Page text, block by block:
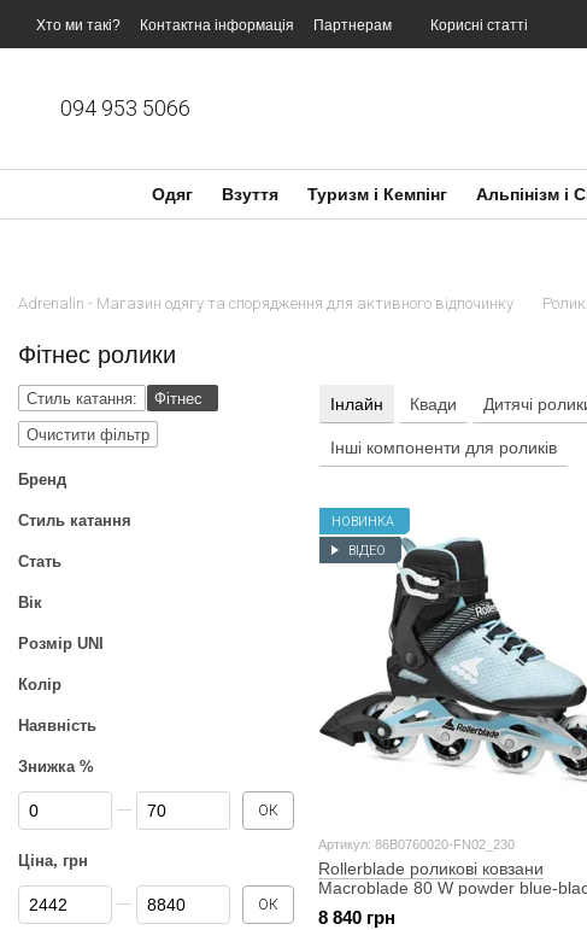
Перейти до основного контенту
Хто ми такі? Контактна інформація Партнерам Корисні статті
094 953 5066
Одяг Взуття Туризм і Кемпінг Альпінізм і
Adrenalin - Магазин одягу та спорядження для активного відпочинку
Фітнес ролики
Інлайн Квади Дитячі
Інші компоненти для роликів
НОВИНКА
ВІДЕО
Артикул: 86B0760020-FN02_230
Rollerblade роликові ковзани
Macroblade 80 W powder blue-
230
8 840 грн
Стиль катання:
Фітнес
Очистити фільтр
Бренд
Стиль катання
Стать
Вік
Розмір UNI
Колір
Наявність
Знижка %
Від Знижка %
До Знижка % ОК
Ціна, грн
Від Ціна, грн
До Ціна, грн ОК